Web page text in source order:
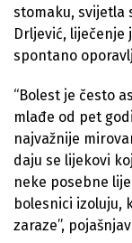
stomaku, svijetla
Drljević, liječenje
spontano
“Bolest je često
mlađe od pet
najvažnije
daju se lijekovi
neke posebne
bolesnici izoluju,
zaraze”,